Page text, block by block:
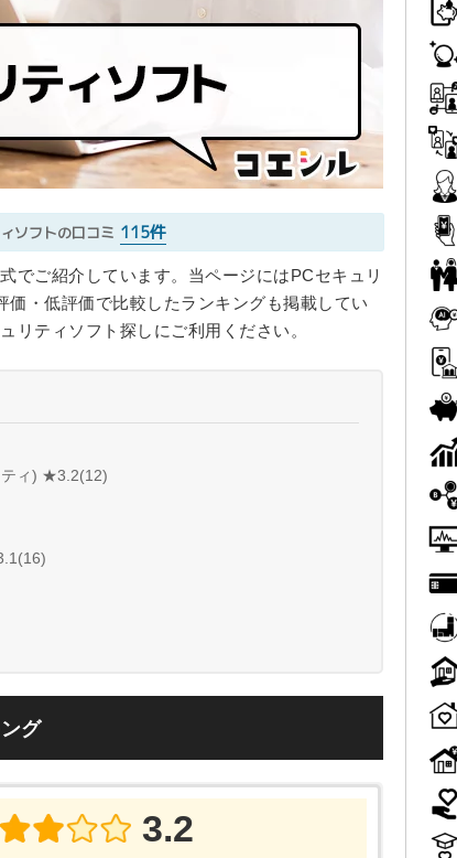
ソフトの口コミ 115件
でご紹介しています。当ページにはPCセキュリ
・低評価で比較したランキングも掲載してい
リティソフト探しにご利用ください。
ティ) ★3.2(12)
グ
3.2